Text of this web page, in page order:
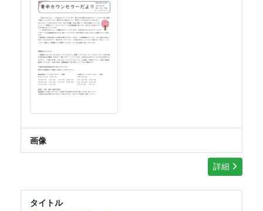
画像
詳細
タイトル